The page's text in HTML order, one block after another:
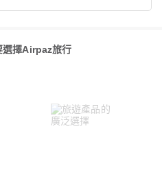
選擇Airpaz旅行